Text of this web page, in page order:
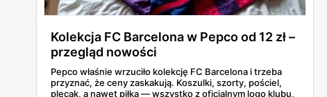
Kolekcja FC Barcelona w Pepco od 12 zł –
przegląd nowości
Pepco właśnie wrzuciło kolekcję FC Barcelona i trzeba
przyznać, że ceny zaskakują. Koszulki, szorty, pościel,
plecak, a nawet piłka — wszystko z oficjalnym logo klubu,